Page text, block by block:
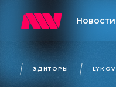
Новости
ЭДИТОРЫ LYKOV
Добавить в плейлист
Информация о треке